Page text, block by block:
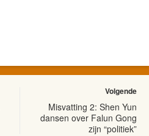
Volgende
Misvatting 2: Shen Yun
dansen over Falun Gong
zijn “politiek”